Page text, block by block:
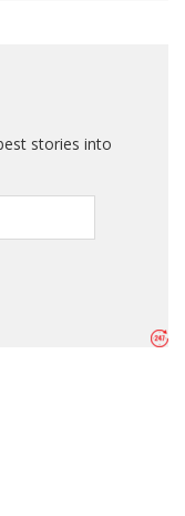
stories into